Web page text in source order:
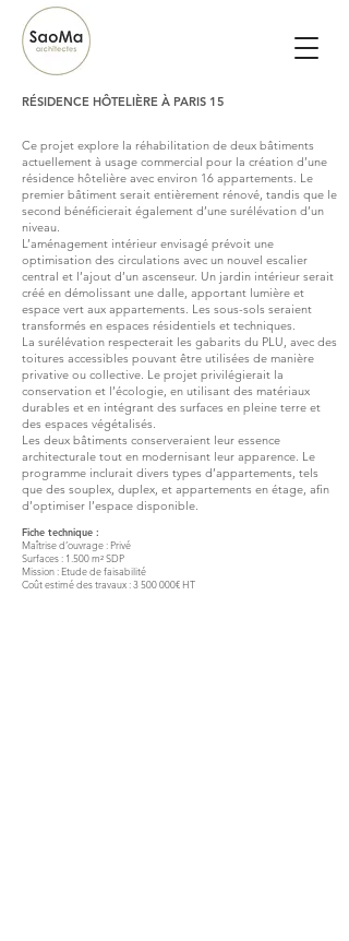
RÉSIDENCE HÔTELIÈRE À PARIS 15
Ce projet explore la réhabilitation de deux bâtiments
actuellement à usage commercial pour la création d’une
résidence hôtelière avec environ 16 appartements. Le
premier bâtiment serait entièrement rénové, tandis que le
second bénéficierait également d’une surélévation d’un
niveau.
L’aménagement intérieur envisagé prévoit une
optimisation des circulations avec un nouvel escalier
central et l’ajout d’un ascenseur. Un jardin intérieur serait
créé en démolissant une dalle, apportant lumière et
espace vert aux appartements. Les sous-sols seraient
transformés en espaces résidentiels et techniques.
La surélévation respecterait les gabarits du PLU, avec des
toitures accessibles pouvant être utilisées de manière
privative ou collective. Le projet privilégierait la
conservation et l’écologie, en utilisant des matériaux
durables et en intégrant des surfaces en pleine terre et
des espaces végétalisés.
Les deux bâtiments conserveraient leur essence
architecturale tout en modernisant leur apparence. Le
programme inclurait divers types d’appartements, tels
que des souplex, duplex, et appartements en étage, afin
d’optimiser l’espace disponible.
Fiche technique :
Maîtrise d’ouvrage : Privé
Surfaces : 1.500 m² SDP
Mission : Etude de faisabilité
Coût estimé des travaux : 3 500 000€ HT